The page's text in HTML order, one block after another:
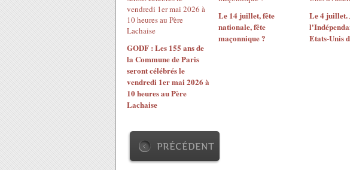
GODF : Les 155 ans de
la Commune de Paris
seront célébrés le
vendredi 1er mai 2026 à
10 heures au Père
Lachaise
Le 14 juillet, fête
nationale, fête
maçonnique ?
Le 4 juillet.
Etats-Unis
PRÉCÉDENT